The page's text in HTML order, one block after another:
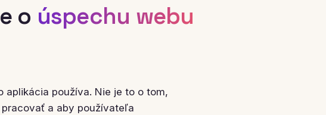
o úspechu webu
aplikácia používa. Nie je to o tom,
a aby používateľa